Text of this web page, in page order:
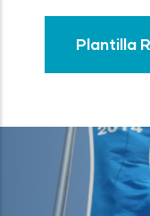
Plantilla